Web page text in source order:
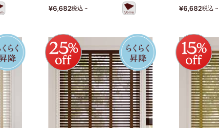
¥6,682税込 ~ ¥6,682税込 ~